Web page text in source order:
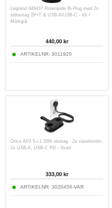
Legrand 049437 Roterande Bi-Plug med 2x
sidouttag 2P+T & USB-A/USB-C - Vit /
Mörkgrå
440,00kr
ARTIKELNR: 3011920
Orico AP3 5-i-1 20W eluttag - 2x växelström,
2x USB-A, USB-C PD - Svart
333,00kr
ARTIKELNR: 3020456-VAR